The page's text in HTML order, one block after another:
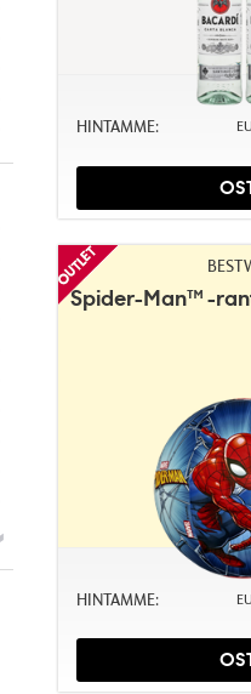
HINTAMME:
Spider-Man™ -
HINTAMME: